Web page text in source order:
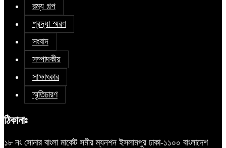
রম্য গল্প
শ্রদ্ধা স্মরণ
সংবাদ
সম্পাদকীয়
সাক্ষাৎকার
স্মৃতিচারণ
ঠিকানাঃ
১৮ নং সোনার বাংলা মার্কেট সমীর ম্যনশন ইসলামপুর ঢাকা-১১০০ বাংলাদেশ